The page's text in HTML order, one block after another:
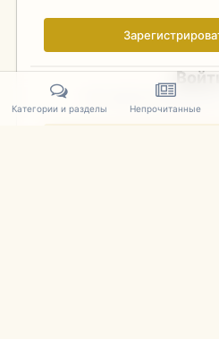
Войти
Уже
Категории и разделы Непрочитанные